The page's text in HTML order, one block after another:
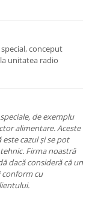
conceput
unitatea radio
de exemplu
alimentare. Aceste
cazul și se pot
Firma noastră
dacă consideră că un
conform cu